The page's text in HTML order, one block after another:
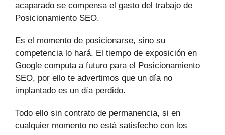
acaparado se compensa el gasto del trabajo de
Posicionamiento SEO.
Es el momento de posicionarse, sino su
competencia lo hará. El tiempo de exposición en
Google computa a futuro para el Posicionamiento
SEO, por ello te advertimos que un día no
implantado es un día perdido.
Todo ello sin contrato de permanencia, si en
cualquier momento no está satisfecho con los